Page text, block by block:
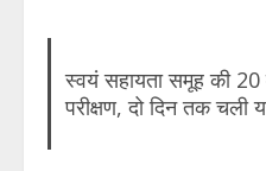
स्वयं सहायता समूह की 20
परीक्षण, दो दिन तक चली